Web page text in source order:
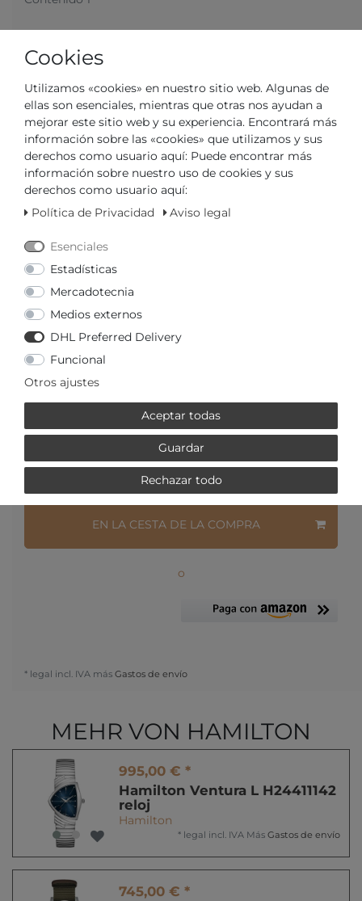
en almacén, inmediatamente disponible
DISTRIBUIDOR CERTIFICADO
anticipada: 426,80 € *
EN LA CESTA DE LA COMPRA
o
* legal incl. IVA más Gastos de envío
MEHR VON HAMILTON
995,00 € *
Hamilton Ventura L H24411142
reloj
Hamilton
* legal incl. IVA Más Gastos de envío
745,00 € *
Cookies
Utilizamos «cookies» en nuestro sitio web. Algunas de
ellas son esenciales, mientras que otras nos ayudan a
mejorar este sitio web y su experiencia. Encontrará más
información sobre las «cookies» que utilizamos y sus
derechos como usuario aquí: Puede encontrar más
información sobre nuestro uso de cookies y sus
derechos como usuario aquí:
Política de Privacidad
Aviso legal
Esenciales
Estadísticas
Mercadotecnia
Medios externos
DHL Preferred Delivery
Funcional
Otros ajustes
Aceptar todas
Guardar
Rechazar todo